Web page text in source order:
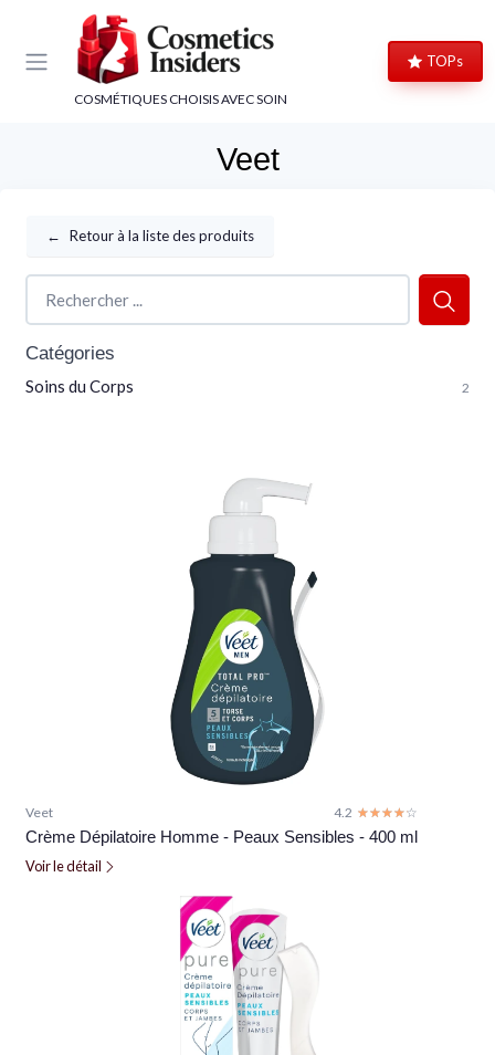
COSMÉTIQUES CHOISIS AVEC SOIN
TOPs
Veet
← Retour à la liste des produits
Catégories
Soins du Corps 2
Veet 4.2 ☆☆☆☆☆
★★★★★
Crème Dépilatoire Homme - Peaux Sensibles - 400 ml
Voir le détail
Panneau de gestion des cookies